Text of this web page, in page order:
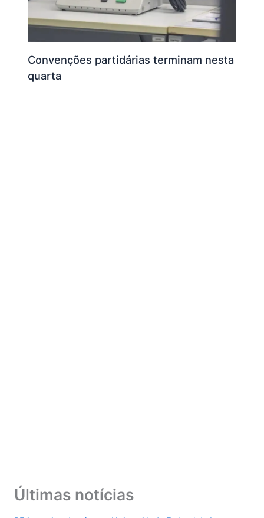
Convenções partidárias terminam nesta
quarta
Últimas notícias